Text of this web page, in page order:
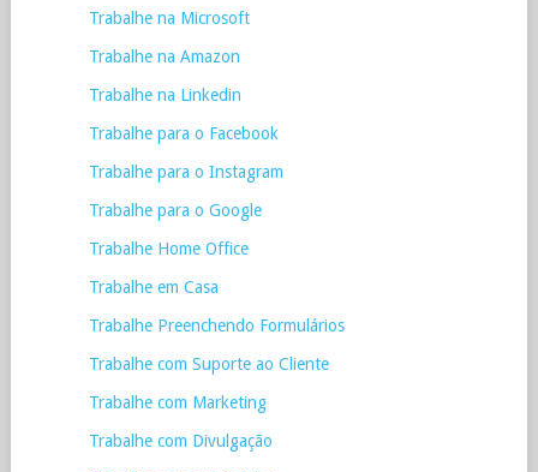
Trabalhe na Microsoft
Trabalhe na Amazon
Trabalhe na Linkedin
Trabalhe para o Facebook
Trabalhe para o Instagram
Trabalhe para o Google
Trabalhe Home Office
Trabalhe em Casa
Trabalhe Preenchendo Formulários
Trabalhe com Suporte ao Cliente
Trabalhe com Marketing
Trabalhe com Divulgação